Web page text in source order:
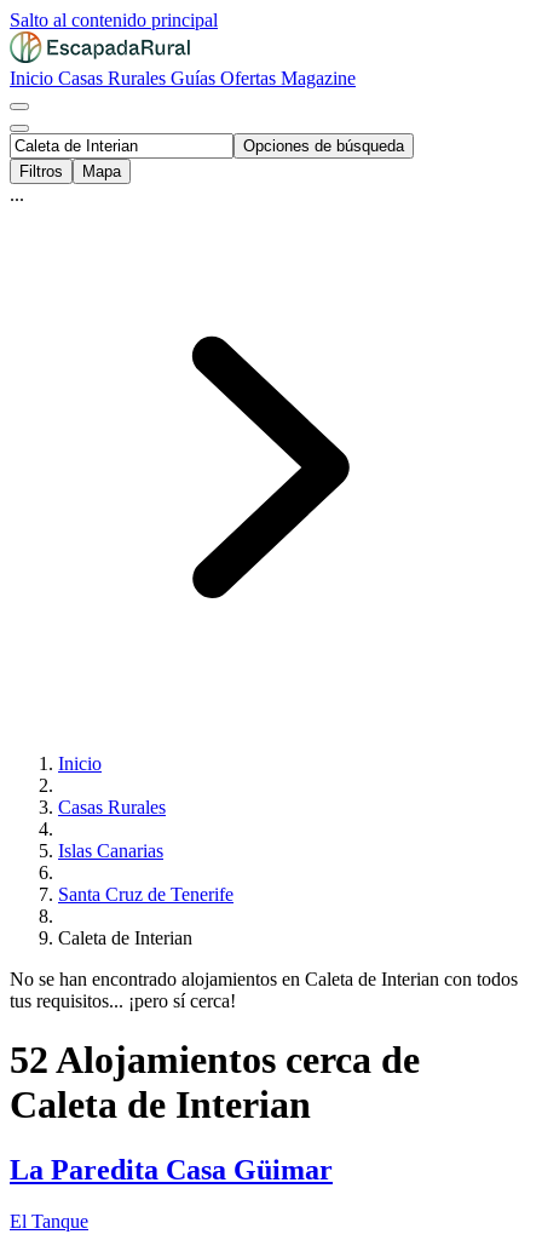
Salto al contenido principal
Inicio Casas Rurales Guías Ofertas Magazine
Opciones de búsqueda
Filtros
Mapa
...
Inicio
Casas Rurales
Islas Canarias
Santa Cruz de Tenerife
Caleta de Interian
No se han encontrado alojamientos en Caleta de Interian con todos
tus requisitos... ¡pero sí cerca!
52 Alojamientos cerca de
Caleta de Interian
La Paredita Casa Güimar
El Tanque